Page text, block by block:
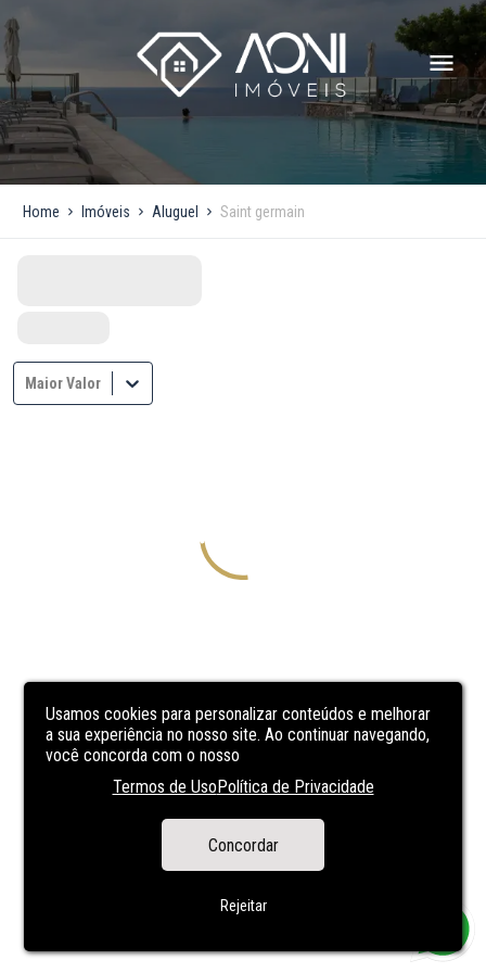
Usamos cookies para personalizar conteúdos e melhorar
a sua experiência no nosso site. Ao continuar navegando,
você concorda com o nosso
Termos de UsoPolítica de Privacidade
Concordar
Rejeitar
Home Imóveis Aluguel Saint germain
Maior Valor